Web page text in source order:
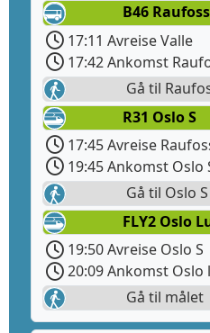
B46
17:11 Avreise Valle
17:42 Ankomst
Gå til
R31 Oslo S
17:45 Avreise
19:45 Ankomst Oslo
Gå til Oslo S
FLY2 Oslo
19:50 Avreise Oslo S
20:09 Ankomst
Gå til målet